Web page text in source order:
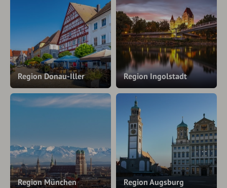
Region Donau-Iller Region Ingolstadt
Region München Region Augsburg